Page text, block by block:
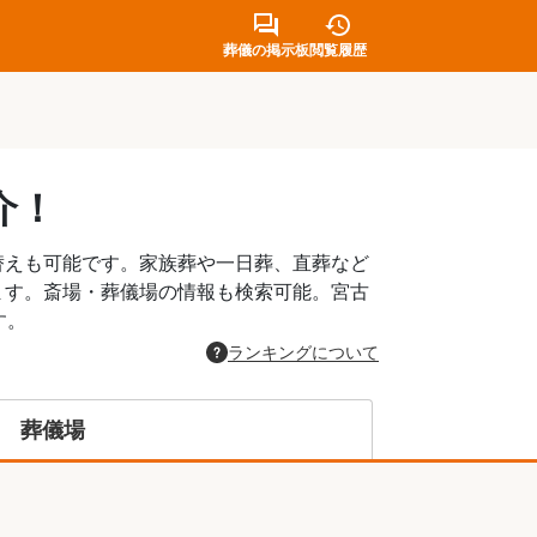
葬儀の掲示板閲覧履歴
も可能です。家族葬や一日葬、直葬など
。斎場・葬儀場の情報も検索可能。宮古
ランキングについて
葬儀場